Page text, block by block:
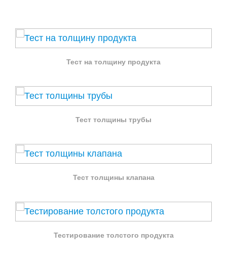
Тест на толщину продукта
Тест толщины трубы
Тест толщины клапана
Тестирование толстого продукта